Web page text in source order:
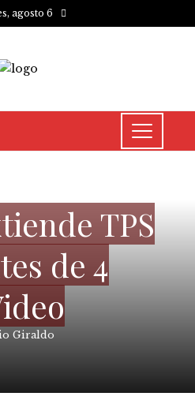
agosto 6
TPS
de 4
Giraldo